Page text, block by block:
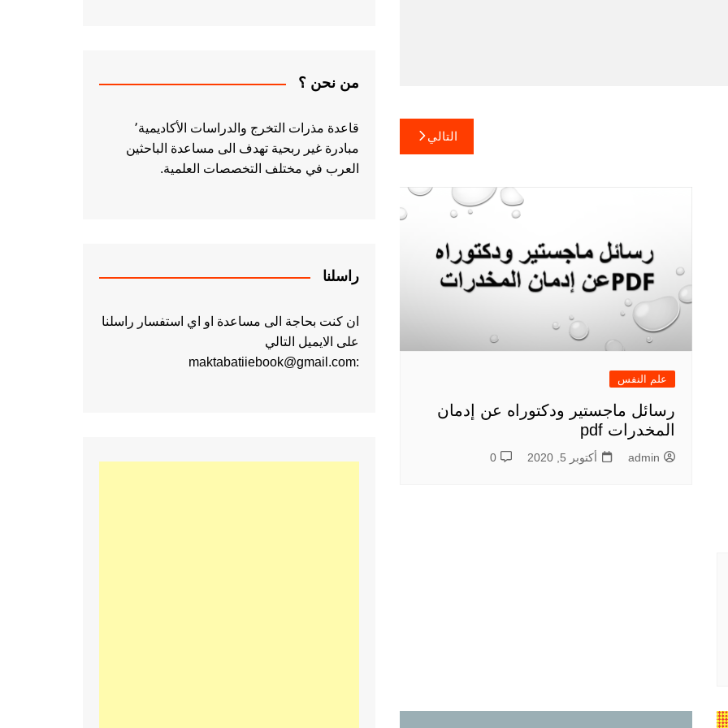
التالي
علم النفس
رسائل ماجستير ودكتوراه عن إدمان
المخدرات pdf
admin أكتوبر 5, 2020 0
من نحن ؟
قاعدة مذرات التخرج والدراسات الأكاديمية٬
مبادرة غير ربحية تهدف الى مساعدة الباحثين
العرب في مختلف التخصصات العلمية.
راسلنا
ان كنت بحاجة الى مساعدة او اي استفسار راسلنا
على الايميل التالي
:maktabatiiebook@gmail.com